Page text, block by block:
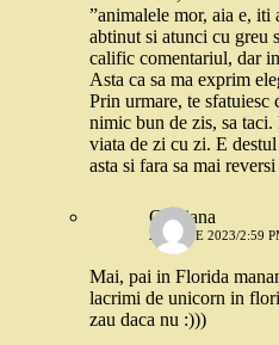
”animalele mor, aia e, iti
abtinut si atunci cu greu
calific comentariul, dar
Asta ca sa ma exprim
Prin urmare, te sfatuiesc
nimic bun de zis, sa
viata de zi cu zi. E
asta si fara sa mai
Cristiana
26 IUNIE 2023/2:59
Mai, pai in Florida
lacrimi de unicorn in
zau daca nu :)))